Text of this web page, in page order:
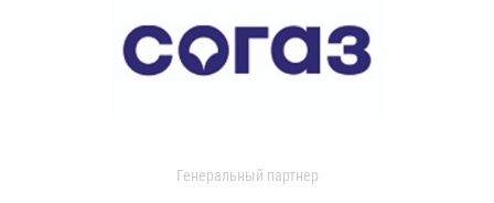
Генеральный партнер